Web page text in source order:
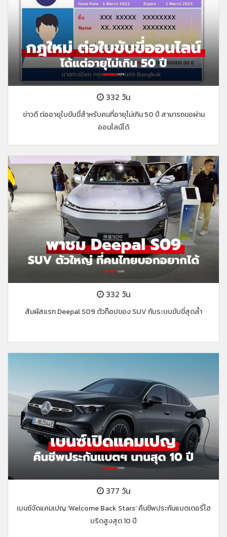
332 วัน
ข่าวดี ต่ออายุใบขับขี่สำหรับคนที่อายุไม่เกิน 50 ปี สามารถขอผ่าน
ออนไลน์ได้
332 วัน
สัมผัสแรก Deepal S09 ตัวท็อปของ SUV กับระบบขับขี่สุดล้ำ
377 วัน
เบนซ์จัดแคมเปญ ‘Welcome Back Stars’ คืนชีพประกันแบตเตอรี่ไฮ
บริดสูงสุด 10 ปี